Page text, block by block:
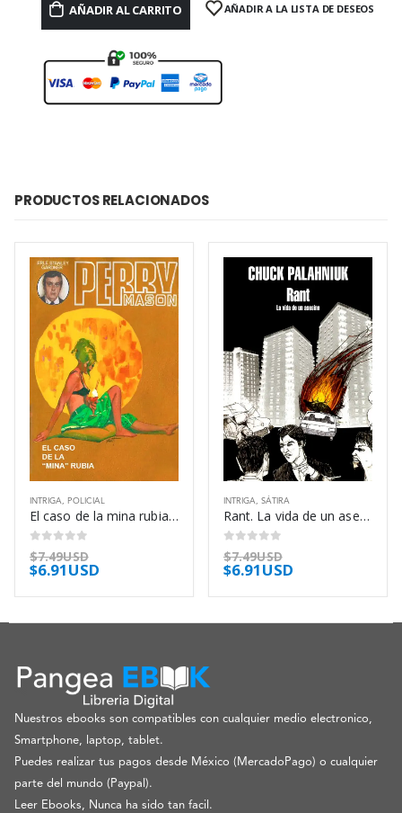
AÑADIR AL CARRITO AÑADIR A LA LISTA DE DESEOS
PRODUCTOS RELACIONADOS
INTRIGA, POLICIAL
El caso de la mina rubia – Erle Stanley Gardner
0out of 5
$7.49USD
$6.91USD
INTRIGA, SÁTIRA
Rant. La vida de un asesino – Chuck Palahniuk
0out of 5
$7.49USD
$6.91USD
Nuestros ebooks son compatibles con cualquier medio electronico,
Smartphone, laptop, tablet.
Puedes realizar tus pagos desde México (MercadoPago) o cualquier
parte del mundo (Paypal).
Leer Ebooks, Nunca ha sido tan facil.